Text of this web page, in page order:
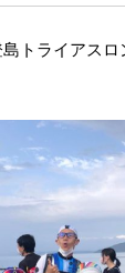
トライアス